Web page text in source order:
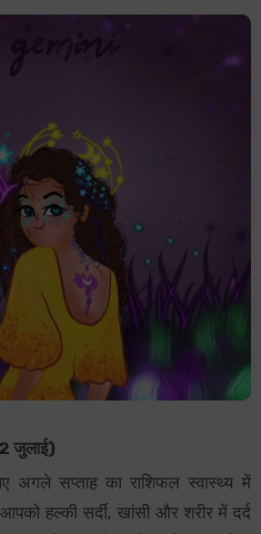
जुलाई)
अगले सप्ताह का राशिफल स्वास्थ्य में
हल्की सर्दी, खांसी और शरीर में दर्द